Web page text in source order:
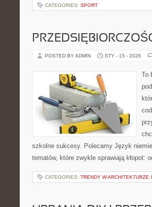
CATEGORIES: SPORT
POSTED BY ADMIN STY - 15 - 2026
To
szkolne sukcesy. Polecamy Język
tematów, które zwykle sprawiają kłopot:
CATEGORIES: TRENDY W ARCHITEKTURZE